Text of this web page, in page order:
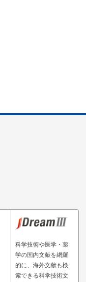
科学技術や医学・薬
学の国内文献を網羅
的に、海外文献も検
索できる科学技術文